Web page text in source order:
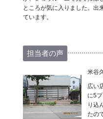
ところが気に入りました。出
ています。
担当者の声
米谷
広い
に5
り込
たの